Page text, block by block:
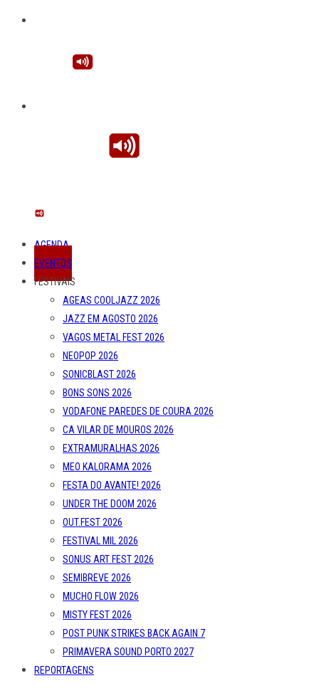
AGENDA
EVENTOS
FESTIVAIS
AGEAS COOLJAZZ 2026
JAZZ EM AGOSTO 2026
VAGOS METAL FEST 2026
NEOPOP 2026
SONICBLAST 2026
BONS SONS 2026
VODAFONE PAREDES DE COURA 2026
CA VILAR DE MOUROS 2026
EXTRAMURALHAS 2026
MEO KALORAMA 2026
FESTA DO AVANTE! 2026
UNDER THE DOOM 2026
OUT.FEST 2026
FESTIVAL MIL 2026
SONUS ART FEST 2026
SEMIBREVE 2026
MUCHO FLOW 2026
MISTY FEST 2026
POST PUNK STRIKES BACK AGAIN 7
PRIMAVERA SOUND PORTO 2027
REPORTAGENS